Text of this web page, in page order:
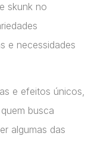
skunk no
e necessidades
e efeitos únicos,
busca
algumas das